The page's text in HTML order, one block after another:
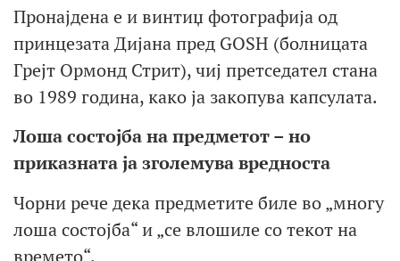
Пронајдена е и винтиџ фотографија од
принцезата Дијана пред GOSH (болницата
Грејт Ормонд Стрит), чиј претседател стана
во 1989 година, како ја закопува капсулата.
Лоша состојба на предметот – но
приказната ја зголемува вредноста
Чорни рече дека предметите биле во „многу
лоша состојба“ и „се влошиле со текот на
времето“.